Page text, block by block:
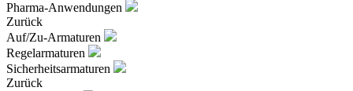
Pharma-Anwendungen
Zurück
Auf/Zu-Armaturen
Regelarmaturen
Sicherheitsarmaturen
Zurück